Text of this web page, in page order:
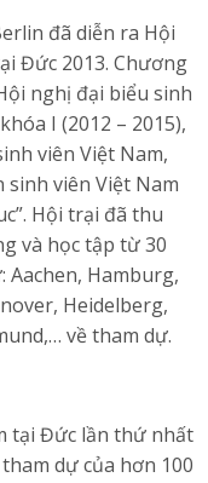
đã diễn ra Hội
Đức 2013. Chương
nghị đại biểu sinh
I (2012 – 2015),
viên Việt Nam,
sinh viên Việt Nam
Hội trại đã thu
và học tập từ 30
Hamburg,
Heidelberg,
về tham dự.
tại Đức lần thứ nhất
dự của hơn 100